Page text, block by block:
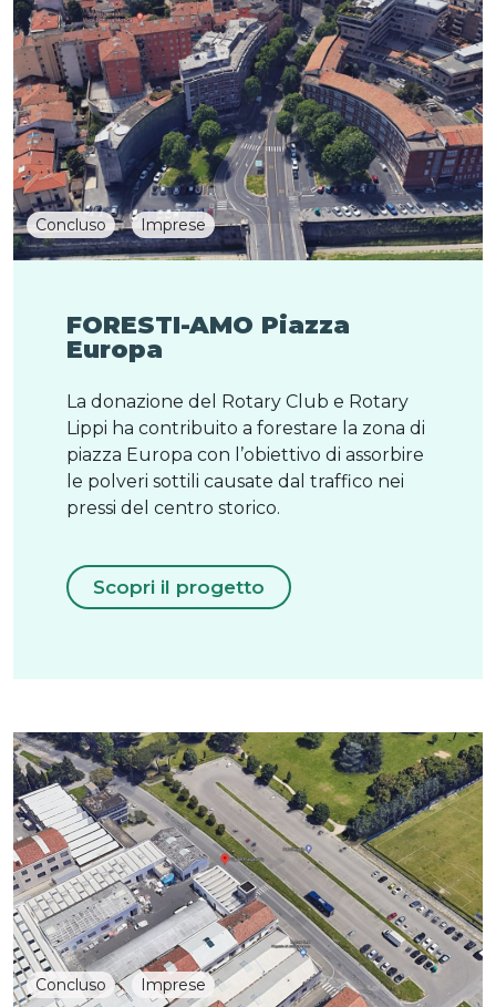
Concluso Imprese
FORESTI-AMO Piazza
Europa
La donazione del Rotary Club e Rotary
Lippi ha contribuito a forestare la zona di
piazza Europa con l’obiettivo di assorbire
le polveri sottili causate dal traffico nei
pressi del centro storico.
Scopri il progetto
Concluso Imprese